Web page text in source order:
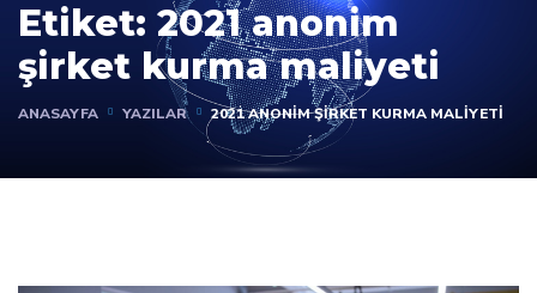
Etiket: 2021 anonim
şirket kurma maliyeti
ANASAYFA YAZILAR 2021 ANONIM ŞIRKET KURMA MALIYETI